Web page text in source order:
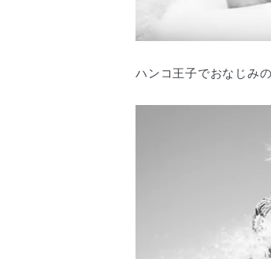
ハンコ王子でおなじみの